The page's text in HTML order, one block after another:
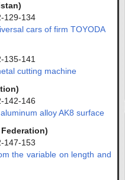
129-134
cars of firm TOYODA
135-141
cutting machine
142-146
alloy AK8 surface
147-153
the variable on length and